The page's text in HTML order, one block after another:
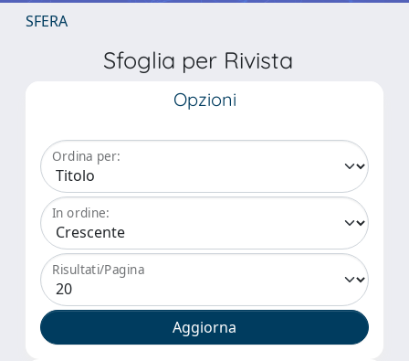
SFERA
Sfoglia per Rivista
Opzioni
Ordina per:
In ordine:
Risultati/Pagina